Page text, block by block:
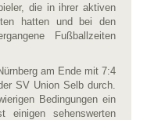
die in ihrer aktiven
hatten und bei den
Fußballzeiten
am Ende mit 7:4
SV Union Selb durch.
Bedingungen ein
einigen sehenswerten